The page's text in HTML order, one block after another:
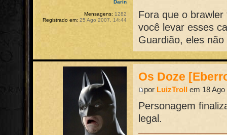
Fora que o
você levar esses
Guardião, eles
Darin
Mensagens: 1282
Registrado em: 25 Ago 2007, 14:44
Os Doze
por LuizTroll em 18
Personagem
legal.